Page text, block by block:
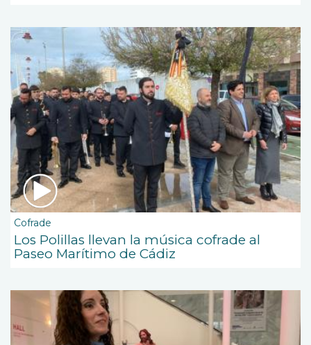
Cofrade
Los Polillas llevan la música cofrade al
Paseo Marítimo de Cádiz